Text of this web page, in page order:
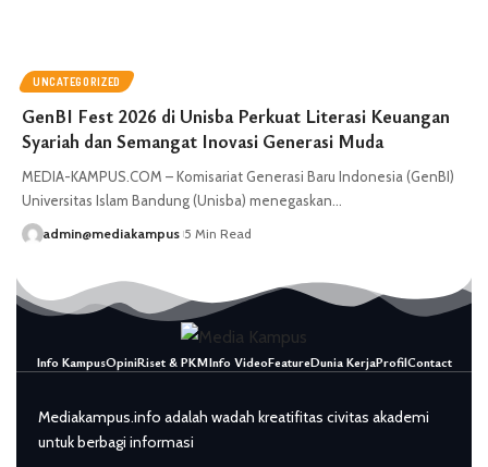
UNCATEGORIZED
GenBI Fest 2026 di Unisba Perkuat Literasi Keuangan
Syariah dan Semangat Inovasi Generasi Muda
MEDIA-KAMPUS.COM – Komisariat Generasi Baru Indonesia (GenBI)
Universitas Islam Bandung (Unisba) menegaskan…
admin@mediakampus 5 Min Read
Info KampusOpiniRiset & PKMInfo VideoFeatureDunia KerjaProfilContact
Mediakampus.info adalah wadah kreatifitas civitas akademi
untuk berbagi informasi